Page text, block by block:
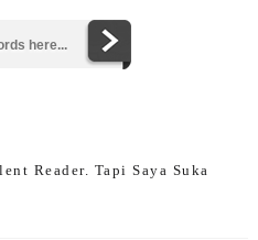
Reader. Tapi Saya Suka